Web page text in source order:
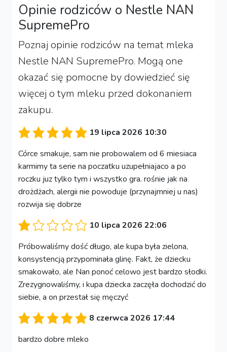
Opinie rodziców o Nestle NAN
SupremePro
Poznaj opinie rodziców na temat mleka
Nestle NAN SupremePro. Mogą one
okazać się pomocne by dowiedzieć się
więcej o tym mleku przed dokonaniem
zakupu.
19 lipca 2026 10:30
Córce smakuje, sam nie probowalem od 6 miesiaca
karmimy ta serie na poczatku uzupełniajaco a po
roczku juz tylko tym i wszystko gra. rośnie jak na
drożdżach, alergii nie powoduje (przynajmniej u nas)
rozwija się dobrze
10 lipca 2026 22:06
Próbowaliśmy dość długo, ale kupa była zielona,
konsystencją przypominała glinę. Fakt, że dziecku
smakowało, ale Nan ponoć celowo jest bardzo słodki.
Zrezygnowaliśmy, i kupa dziecka zaczęła dochodzić do
siebie, a on przestał się męczyć
8 czerwca 2026 17:44
bardzo dobre mleko